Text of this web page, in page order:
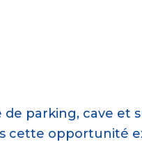
de parking, cave
cette opportunité